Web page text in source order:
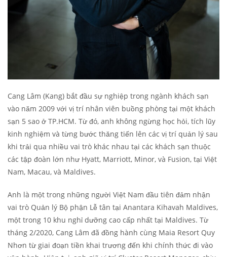
Cang Lâm (Kang) bắt đầu sự nghiệp trong ngành khách sạn
vào năm 2009 với vị trí nhân viên buồng phòng tại một khách
sạn 5 sao ở TP.HCM. Từ đó, anh không ngừng học hỏi, tích lũy
kinh nghiệm và từng bước thăng tiến lên các vị trí quản lý sau
khi trải qua nhiều vai trò khác nhau tại các khách sạn thuộc
các tập đoàn lớn như Hyatt, Marriott, Minor, và Fusion, tại Việt
Nam, Macau, và Maldives.
Anh là một trong những người Việt Nam đầu tiên đảm nhận
vai trò Quản lý Bộ phận Lễ tân tại Anantara Kihavah Maldives,
một trong 10 khu nghỉ dưỡng cao cấp nhất tại Maldives. Từ
tháng 2/2020, Cang Lâm đã đồng hành cùng Maia Resort Quy
Nhơn từ giai đoạn tiền khai trương đến khi chính thức đi vào